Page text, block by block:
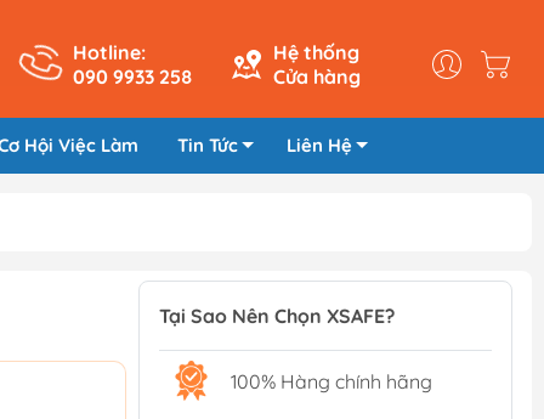
Hotline:
090 9933 258
Hệ thống
Cửa hàng
Hội Việc Làm Tin Tức Liên Hệ
Tại Sao Nên Chọn XSAFE?
100% Hàng chính hãng